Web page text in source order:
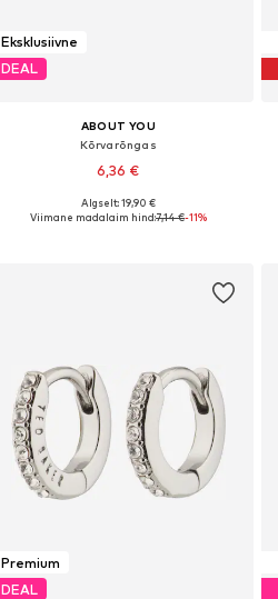
Eksklusiivne
DEAL
ABOUT YOU
Kõrvarõngas
6,36 €
Saadaolevad suurused: One Size
Algselt: 19,90 €
Viimane madalaim hind:7,14 €-11%
Premium
DEAL